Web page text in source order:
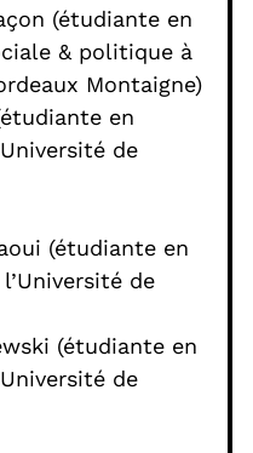
(étudiante en
& politique à
Montaigne)
en
de
(étudiante en
de
(étudiante en
de